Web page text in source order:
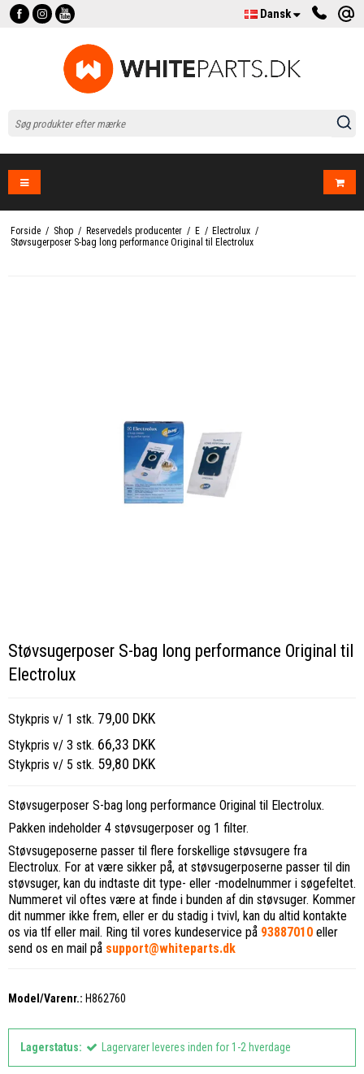
Dansk
Forside / Shop / Reservedels producenter / E / Electrolux /
Støvsugerposer S-bag long performance Original til Electrolux
Støvsugerposer S-bag long performance Original til
Electrolux
Stykpris v/ 1 stk. 79,00 DKK
Stykpris v/ 3 stk. 66,33 DKK
Stykpris v/ 5 stk. 59,80 DKK
Støvsugerposer S-bag long performance Original til Electrolux.
Pakken indeholder 4 støvsugerposer og 1 filter.
Støvsugeposerne passer til flere forskellige støvsugere fra
Electrolux. For at være sikker på, at støvsugerposerne passer til din
støvsuger, kan du indtaste dit type- eller -modelnummer i søgefeltet.
Nummeret vil oftes være at finde i bunden af din støvsuger. Kommer
dit nummer ikke frem, eller er du stadig i tvivl, kan du altid kontakte
os via tlf eller mail. Ring til vores kundeservice på 93887010 eller
send os en mail på support@whiteparts.dk
Model/Varenr.: H862760
Lagerstatus: Lagervarer leveres inden for 1-2 hverdage